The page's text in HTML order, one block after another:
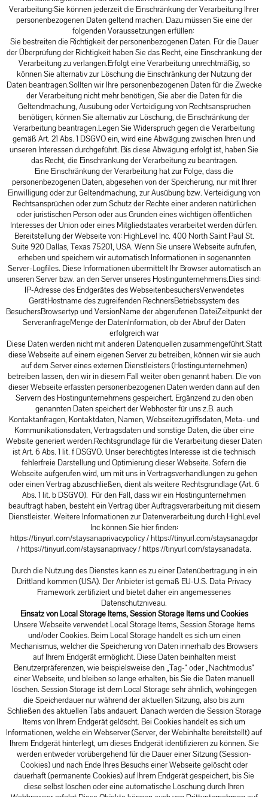
Verarbeitung:Sie können jederzeit die Einschränkung der Verarbeitung Ihrer
personenbezogenen Daten geltend machen. Dazu müssen Sie eine der
folgenden Voraussetzungen erfüllen:
Sie bestreiten die Richtigkeit der personenbezogenen Daten. Für die Dauer
der Überprüfung der Richtigkeit haben Sie das Recht, eine Einschränkung der
Verarbeitung zu verlangen.Erfolgt eine Verarbeitung unrechtmäßig, so
können Sie alternativ zur Löschung die Einschränkung der Nutzung der
Daten beantragen.Sollten wir Ihre personenbezogenen Daten für die Zwecke
der Verarbeitung nicht mehr benötigen, Sie aber die Daten für die
Geltendmachung, Ausübung oder Verteidigung von Rechtsansprüchen
benötigen, können Sie alternativ zur Löschung, die Einschränkung der
Verarbeitung beantragen.Legen Sie Widerspruch gegen die Verarbeitung
gemäß Art. 21 Abs. 1 DSGVO ein, wird eine Abwägung zwischen Ihren und
unseren Interessen durchgeführt. Bis diese Abwägung erfolgt ist, haben Sie
das Recht, die Einschränkung der Verarbeitung zu beantragen.
Eine Einschränkung der Verarbeitung hat zur Folge, dass die
personenbezogenen Daten, abgesehen von der Speicherung, nur mit Ihrer
Einwilligung oder zur Geltendmachung, zur Ausübung bzw. Verteidigung von
Rechtsansprüchen oder zum Schutz der Rechte einer anderen natürlichen
oder juristischen Person oder aus Gründen eines wichtigen öffentlichen
Interesses der Union oder eines Mitgliedstaates verarbeitet werden dürfen.
Bereitstellung der Webseite von: HighLevel Inc. 400 North Saint Paul St.
Suite 920 Dallas, Texas 75201, USA. Wenn Sie unsere Webseite aufrufen,
erheben und speichern wir automatisch Informationen in sogenannten
Server-Logfiles. Diese Informationen übermittelt Ihr Browser automatisch an
unseren Server bzw. an den Server unseres Hostingunternehmens.Dies sind:
IP-Adresse des Endgerätes des WebseitenbesuchersVerwendetes
GerätHostname des zugreifenden RechnersBetriebssystem des
BesuchersBrowsertyp und VersionName der abgerufenen DateiZeitpunkt der
ServeranfrageMenge der DatenInformation, ob der Abruf der Daten
erfolgreich war
Diese Daten werden nicht mit anderen Datenquellen zusammengeführt.Statt
diese Webseite auf einem eigenen Server zu betreiben, können wir sie auch
auf dem Server eines externen Dienstleisters (Hostingunternehmen)
betreiben lassen, den wir in diesem Fall weiter oben genannt haben. Die von
dieser Webseite erfassten personenbezogenen Daten werden dann auf den
Servern des Hostingunternehmens gespeichert. Ergänzend zu den oben
genannten Daten speichert der Webhoster für uns z.B. auch
Kontaktanfragen, Kontaktdaten, Namen, Webseitezugriffsdaten, Meta- und
Kommunikationsdaten, Vertragsdaten und sonstige Daten, die über eine
Website generiert werden.Rechtsgrundlage für die Verarbeitung dieser Daten
ist Art. 6 Abs. 1 lit. f DSGVO. Unser berechtigtes Interesse ist die technisch
fehlerfreie Darstellung und Optimierung dieser Webseite. Sofern die
Webseite aufgerufen wird, um mit uns in Vertragsverhandlungen zu gehen
oder einen Vertrag abzuschließen, dient als weitere Rechtsgrundlage (Art. 6
Abs. 1 lit. b DSGVO). Für den Fall, dass wir ein Hostingunternehmen
beauftragt haben, besteht ein Vertrag über Auftragsverarbeitung mit diesem
Dienstleister. Weitere Informationen zur Datenverarbeitung durch HighLevel
Inc können Sie hier finden:
https://tinyurl.com/staysanaprivacypolicy/https://tinyurl.com/staysanagdpr
/https://tinyurl.com/staysanaprivacy/https://tinyurl.com/staysanadata.
Durch die Nutzung des Dienstes kann es zu einer Datenübertragung in ein
Drittland kommen (USA). Der Anbieter ist gemäß EU-U.S. Data Privacy
Framework zertifiziert und bietet daher ein angemessenes
Datenschutzniveau.
Einsatz von Local Storage Items, Session Storage Items und Cookies
Unsere Webseite verwendet Local Storage Items, Session Storage Items
und/oder Cookies. Beim Local Storage handelt es sich um einen
Mechanismus, welcher die Speicherung von Daten innerhalb des Browsers
auf Ihrem Endgerät ermöglicht. Diese Daten beinhalten meist
Benutzerpräferenzen, wie beispielsweise den „Tag-“ oder „Nachtmodus“
einer Webseite, und bleiben so lange erhalten, bis Sie die Daten manuell
löschen. Session Storage ist dem Local Storage sehr ähnlich, wohingegen
die Speicherdauer nur während der aktuellen Sitzung, also bis zum
Schließen des aktuellen Tabs andauert. Danach werden die Session Storage
Items von Ihrem Endgerät gelöscht. Bei Cookies handelt es sich um
Informationen, welche ein Webserver (Server, der Webinhalte bereitstellt) auf
Ihrem Endgerät hinterlegt, um dieses Endgerät identifizieren zu können. Sie
werden entweder vorübergehend für die Dauer einer Sitzung (Session-
Cookies) und nach Ende Ihres Besuchs einer Webseite gelöscht oder
dauerhaft (permanente Cookies) auf Ihrem Endgerät gespeichert, bis Sie
diese selbst löschen oder eine automatische Löschung durch Ihren